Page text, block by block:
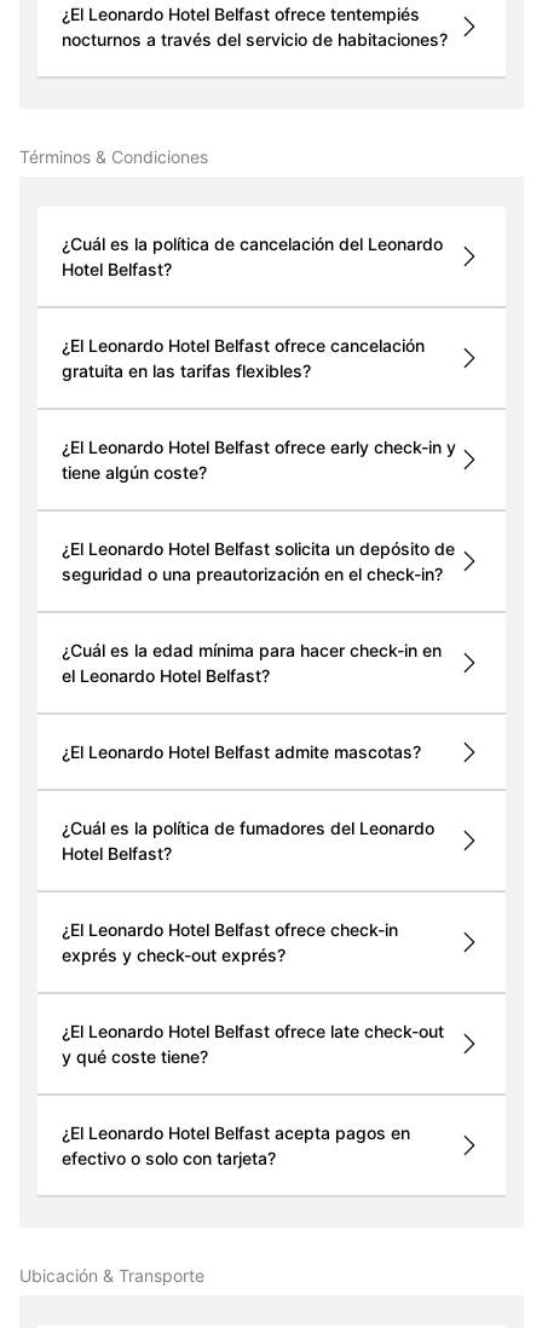
¿El Leonardo Hotel Belfast ofrece tentempiés
nocturnos a través del servicio de habitaciones?
Términos & Condiciones
¿Cuál es la política de cancelación del Leonardo
Hotel Belfast?
¿El Leonardo Hotel Belfast ofrece cancelación
gratuita en las tarifas flexibles?
¿El Leonardo Hotel Belfast ofrece early check-in y
tiene algún coste?
¿El Leonardo Hotel Belfast solicita un depósito de
seguridad o una preautorización en el check-in?
¿Cuál es la edad mínima para hacer check-in en
el Leonardo Hotel Belfast?
¿El Leonardo Hotel Belfast admite mascotas?
¿Cuál es la política de fumadores del Leonardo
Hotel Belfast?
¿El Leonardo Hotel Belfast ofrece check-in
exprés y check-out exprés?
¿El Leonardo Hotel Belfast ofrece late check-out
y qué coste tiene?
¿El Leonardo Hotel Belfast acepta pagos en
efectivo o solo con tarjeta?
Ubicación & Transporte